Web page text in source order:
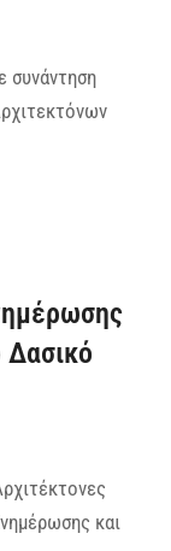
συνάντηση
Δασικό
και